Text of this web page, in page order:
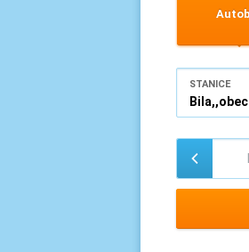
STANICE